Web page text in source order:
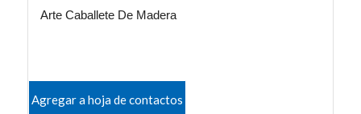
Arte Caballete De Madera
Agregar a hoja de contactos